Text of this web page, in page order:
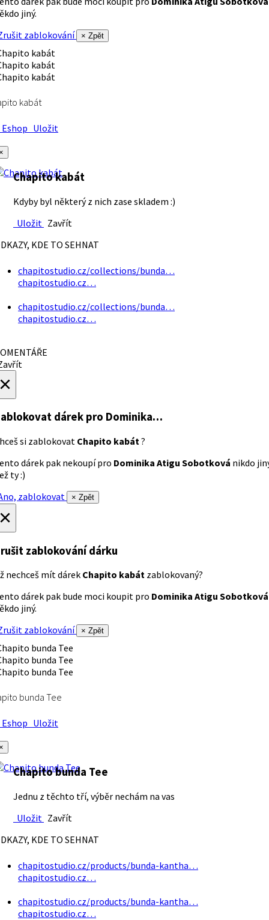
jiný.
zablokování
× Zpět
kabát
Uložit
Chapito kabát
Kdyby byl některý z nich zase skladem :)
Uložit Zavřít
KDE TO SEHNAT
chapitostudio.cz/collections/bunda…
chapitostudio.cz…
chapitostudio.cz/collections/bunda…
chapitostudio.cz…
dárek pro Dominika…
si zablokovat Chapito kabát ?
dárek pak nekoupí pro Dominika Atigu Sobotková nikdo
ty :)
zablokovat
× Zpět
zablokování dárku
nechceš mít dárek Chapito kabát zablokovaný?
dárek pak bude moci koupit pro Dominika Atigu Sobotková
jiný.
zablokování
× Zpět
bunda Tee
Uložit
Chapito bunda Tee
Jednu z těchto tří, výběr nechám na vas
Uložit Zavřít
KDE TO SEHNAT
chapitostudio.cz/products/bunda-kantha…
chapitostudio.cz…
chapitostudio.cz/products/bunda-kantha…
chapitostudio.cz…